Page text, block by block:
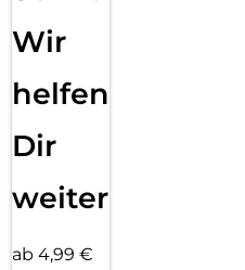
Wir
helfen
Dir
weiter
ab 4,99 €